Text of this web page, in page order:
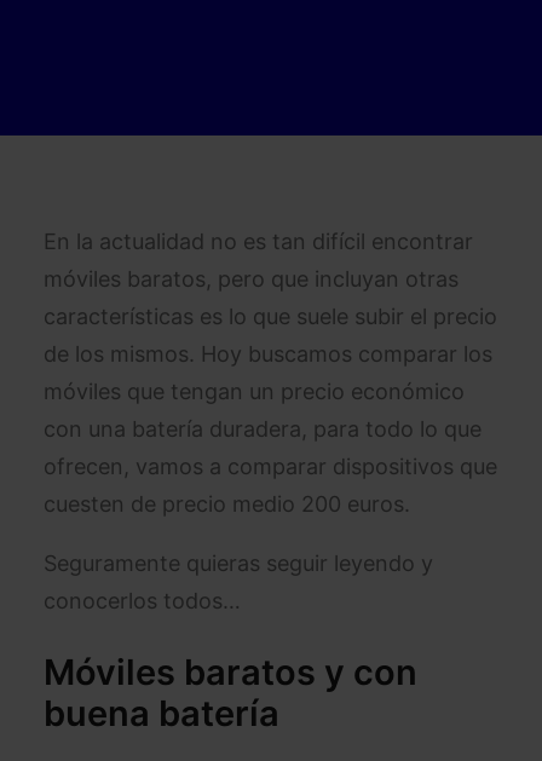
En la actualidad no es tan difícil encontrar
móviles baratos, pero que incluyan otras
características es lo que suele subir el precio
de los mismos. Hoy buscamos comparar los
móviles que tengan un precio económico
con una batería duradera, para todo lo que
ofrecen, vamos a comparar dispositivos que
cuesten de precio medio 200 euros.
Seguramente quieras seguir leyendo y
conocerlos todos…
Móviles baratos y con
buena batería